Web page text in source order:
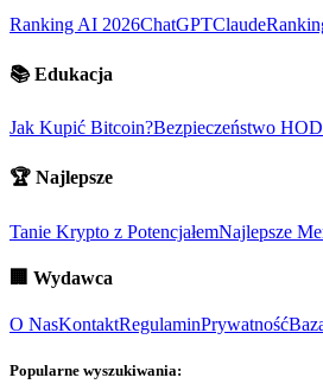
Ranking AI 2026ChatGPTClaude
📚 Edukacja
Jak Kupić Bitcoin?Bezpieczeństwo
🏆 Najlepsze
Tanie Krypto z PotencjałemNajlepsze
🏢 Wydawca
O NasKontaktRegulaminPrywatność
Popularne wyszukiwania: